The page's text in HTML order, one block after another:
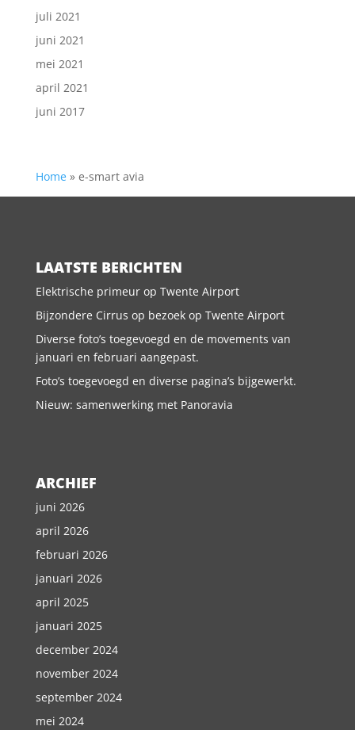
juli 2021
juni 2021
mei 2021
april 2021
juni 2017
Home» e-smart avia
LAATSTE BERICHTEN
Elektrische primeur op Twente Airport
Bijzondere Cirrus op bezoek op Twente Airport
Diverse foto’s toegevoegd en de movements van
januari en februari aangepast.
Foto’s toegevoegd en diverse pagina’s bijgewerkt.
Nieuw: samenwerking met Panoravia
ARCHIEF
juni 2026
april 2026
februari 2026
januari 2026
april 2025
januari 2025
december 2024
november 2024
september 2024
mei 2024